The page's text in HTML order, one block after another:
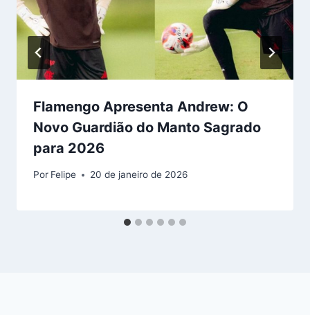
Flamengo Apresenta Andrew: O
Novo Guardião do Manto Sagrado
para 2026
Por Felipe 20 de janeiro de 2026